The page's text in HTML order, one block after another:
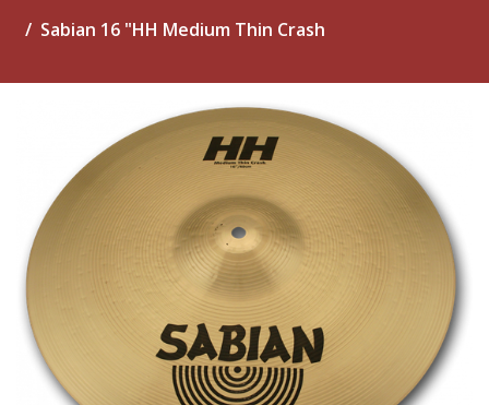
Sabian 16 "HH Medium Thin Crash